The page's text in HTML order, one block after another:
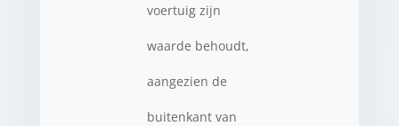
voertuig zijn
waarde behoudt,
aangezien de
buitenkant van